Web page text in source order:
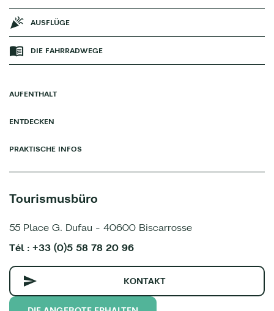
AUSFLÜGE
DIE FAHRRADWEGE
AUFENTHALT
ENTDECKEN
PRAKTISCHE INFOS
Tourismusbüro
55 Place G. Dufau - 40600 Biscarrosse
Tél : +33 (0)5 58 78 20 96
KONTAKT